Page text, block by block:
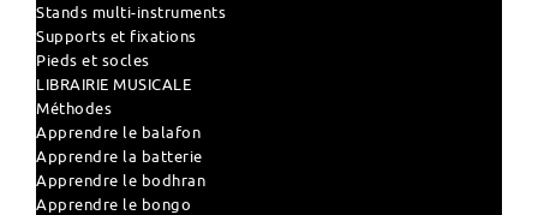
Stands multi-instruments
Supports et fixations
Pieds et socles
LIBRAIRIE MUSICALE
Méthodes
Apprendre le balafon
Apprendre la batterie
Apprendre le bodhran
Apprendre le bongo